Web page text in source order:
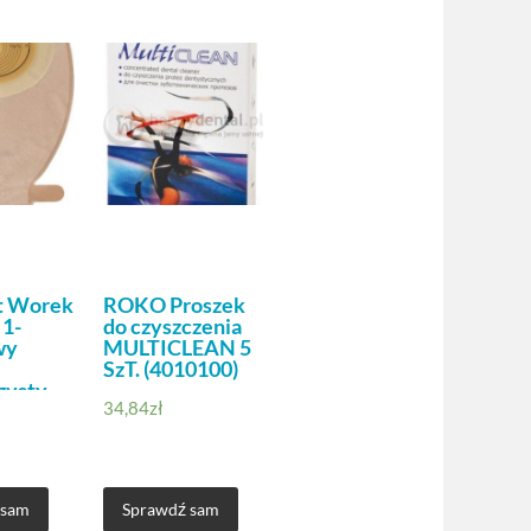
Worek
ROKO Proszek
do czyszczenia
MULTICLEAN 5
SzT. (4010100)
34,84zł
Sprawdź sam